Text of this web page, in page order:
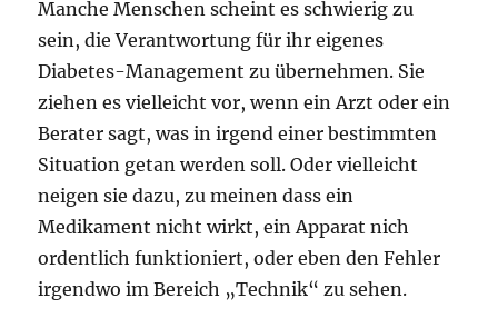
Manche Menschen scheint es schwierig zu
sein, die Verantwortung für ihr eigenes
Diabetes-Management zu übernehmen. Sie
ziehen es vielleicht vor, wenn ein Arzt oder ein
Berater sagt, was in irgend einer bestimmten
Situation getan werden soll. Oder vielleicht
neigen sie dazu, zu meinen dass ein
Medikament nicht wirkt, ein Apparat nich
ordentlich funktioniert, oder eben den Fehler
irgendwo im Bereich „Technik“ zu sehen.